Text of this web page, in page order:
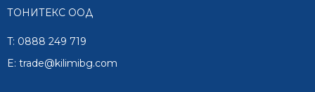
ТОНИТЕКС ООД
T: 0888 249 719
E: trade@kilimibg.com